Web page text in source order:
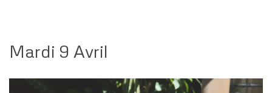
Mardi 9 Avril